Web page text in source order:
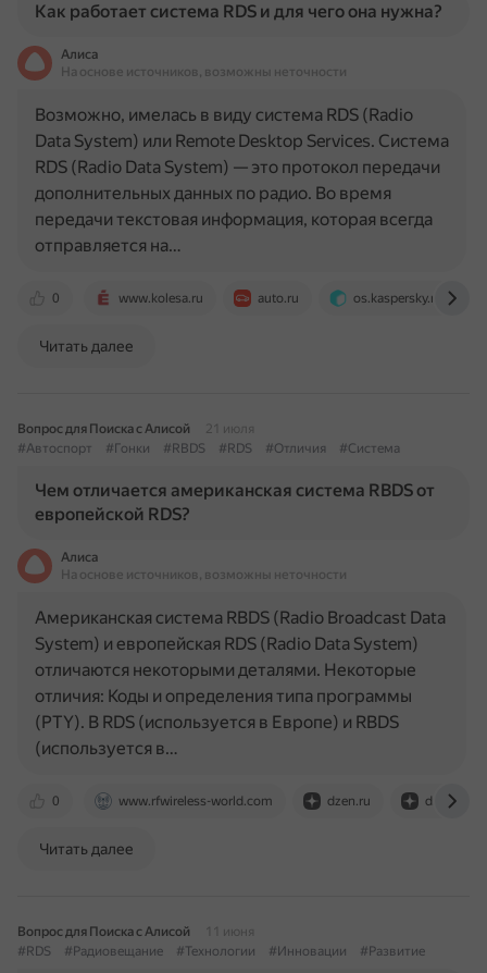
Как работает система RDS и для чего она нужна?
Алиса
На основе источников, возможны неточности
0 www.kolesa.ru auto.ru os.kaspersky.ru
Возможно, имелась в виду система RDS (Radio
Data System) или Remote Desktop Services. Система
RDS (Radio Data System) — это протокол передачи
дополнительных данных по радио. Во время
передачи текстовая информация, которая всегда
отправляется на…
Читать далее
Вопрос для Поиска с Алисой
21 июля
#Автоспорт
#Гонки #RBDS #RDS #Отличия #Система
Чем отличается американская система RBDS от
европейской RDS?
Алиса
На основе источников, возможны неточности
0 www.rfwireless-world.com dzen.ru dzen.ru
Американская система RBDS (Radio Broadcast Data
System) и европейская RDS (Radio Data System)
отличаются некоторыми деталями. Некоторые
отличия: Коды и определения типа программы
(PTY). В RDS (используется в Европе) и RBDS
(используется в…
Читать далее
Вопрос для Поиска с Алисой
11 июня
#RDS
#Радиовещание #Технологии #Инновации #Развитие